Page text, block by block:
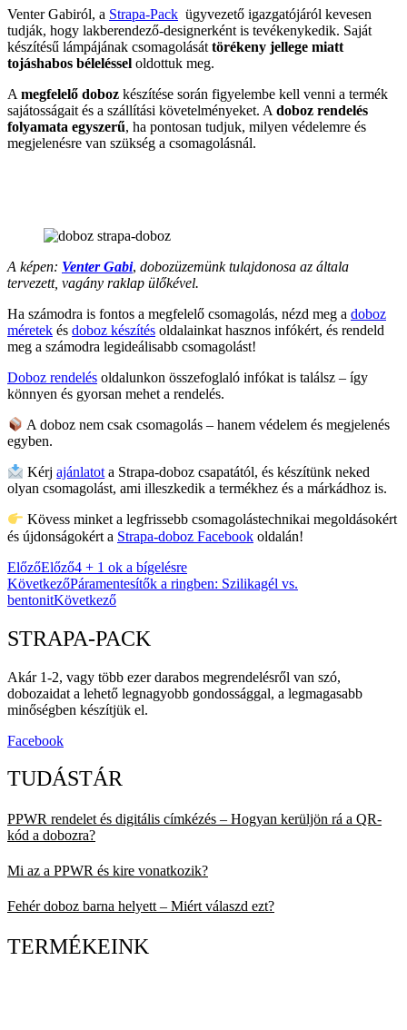
Venter Gabiról, a Strapa-Pack ügyvezető igazgatójáról kevesen
tudják, hogy lakberendező-designerként is tevékenykedik. Saját
készítésű lámpájának csomagolását törékeny jellege miatt
tojáshabos béleléssel oldottuk meg.
A megfelelő doboz készítése során figyelembe kell venni a termék
sajátosságait és a szállítási követelményeket. A doboz rendelés
folyamata egyszerű, ha pontosan tudjuk, milyen védelemre és
megjelenésre van szükség a csomagolásnál.
A képen: VenterGabi, dobozüzemünk tulajdonosa az általa
tervezett, vagány raklap ülőkével.
Ha számodra is fontos a megfelelő csomagolás, nézd meg a doboz
méretek és doboz készítés oldalainkat hasznos infókért, és rendeld
meg a számodra legideálisabb csomagolást!
Doboz rendelés oldalunkon összefoglaló infókat is találsz – így
könnyen és gyorsan mehet a rendelés.
A doboz nem csak csomagolás – hanem védelem és megjelenés
egyben.
Kérjajánlatot a Strapa-doboz csapatától, és készítünk neked
olyan csomagolást, ami illeszkedik a termékhez és a márkádhoz is.
Kövess minket a legfrissebb csomagolástechnikai megoldásokért
és újdonságokért a Strapa-doboz Facebook oldalán!
ElőzőElőző4 + 1 ok a bígelésre
KövetkezőPáramentesítők a ringben: Szilikagél vs.
bentonitKövetkező
STRAPA-PACK
Akár 1-2, vagy több ezer darabos megrendelésről van szó,
dobozaidat a lehető legnagyobb gondossággal, a legmagasabb
minőségben készítjük el.
Facebook
TUDÁSTÁR
PPWR rendelet és digitális címkézés – Hogyan kerüljön rá a QR-
kód a dobozra?
Mi az a PPWR és kire vonatkozik?
Fehér doboz barna helyett – Miért válaszd ezt?
TERMÉKEINK